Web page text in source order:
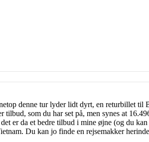
denne tur lyder lidt dyrt, en returbillet til
som du har set på, men synes at
det er da et bedre tilbud i mine øjne (og du
Du kan jo finde en rejsemakker